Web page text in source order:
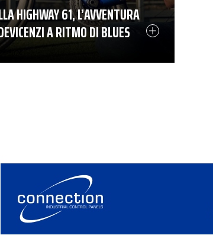
HIGHWAY 61, L’AVVENTURA
A RITMO DI BLUES